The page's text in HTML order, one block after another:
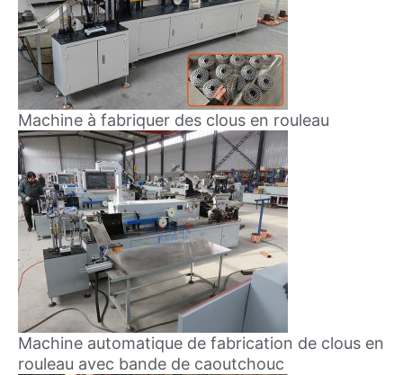
Machine à fabriquer des clous en rouleau
Machine automatique de fabrication de clous en
rouleau avec bande de caoutchouc